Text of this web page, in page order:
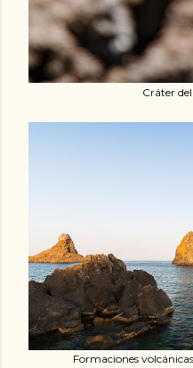
Cráter
Formaciones